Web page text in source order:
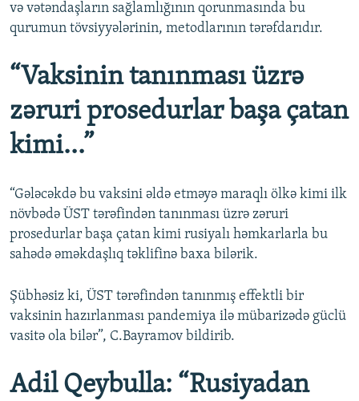
və vətəndaşların sağlamlığının qorunmasında bu
qurumun tövsiyyələrinin, metodlarının tərəfdarıdır.
“Vaksinin tanınması üzrə
zəruri prosedurlar başa çatan
kimi...”
“Gələcəkdə bu vaksini əldə etməyə maraqlı ölkə kimi ilk
növbədə ÜST tərəfindən tanınması üzrə zəruri
prosedurlar başa çatan kimi rusiyalı həmkarlarla bu
sahədə əməkdaşlıq təklifinə baxa bilərik.
Şübhəsiz ki, ÜST tərəfindən tanınmış effektli bir
vaksinin hazırlanması pandemiya ilə mübarizədə güclü
vasitə ola bilər”, C.Bayramov bildirib.
Adil Qeybulla: “Rusiyadan